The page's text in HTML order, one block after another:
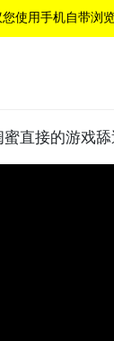
使用手机自带浏
直接的游戏